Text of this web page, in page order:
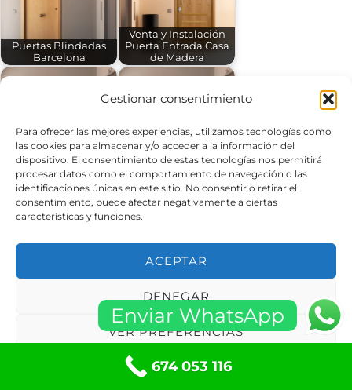
Gestionar consentimiento
Para ofrecer las mejores experiencias, utilizamos tecnologías como
las cookies para almacenar y/o acceder a la información del
dispositivo. El consentimiento de estas tecnologías nos permitirá
procesar datos como el comportamiento de navegación o las
identificaciones únicas en este sitio. No consentir o retirar el
consentimiento, puede afectar negativamente a ciertas
características y funciones.
ACEPTAR
DENEGAR
VER PREFERENCIAS
Política de cookiesPolíticas de privacidad
Puertas Blindadas
Barcelona
Venta y Instalación
Puerta Entrada Casa
de Madera
Puertas Blindadas
Sant Cugat del Vallès
(Barcelona)
Puertas Blindadas
Martorelles
(Barcelona)
Políticas de privacidad
Política de Cookies
Términos y condiciones
Condiciones de Compra
Enviar WhatsApp
674 053 116